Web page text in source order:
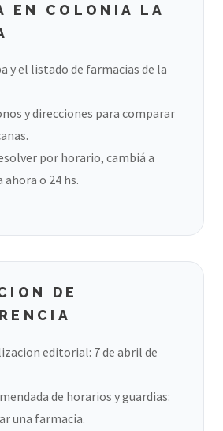
EN COLONIA LA
y el listado de farmacias de la
y direcciones para comparar
por horario, cambiá a
o 24 hs.
DE
editorial: 7 de abril de
de horarios y guardias:
una farmacia.